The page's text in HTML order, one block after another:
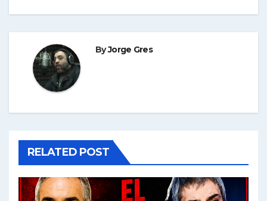
entradas
ByJorge Gres
RELATED POST